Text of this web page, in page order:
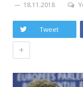
18.11.2018
Tweet
+